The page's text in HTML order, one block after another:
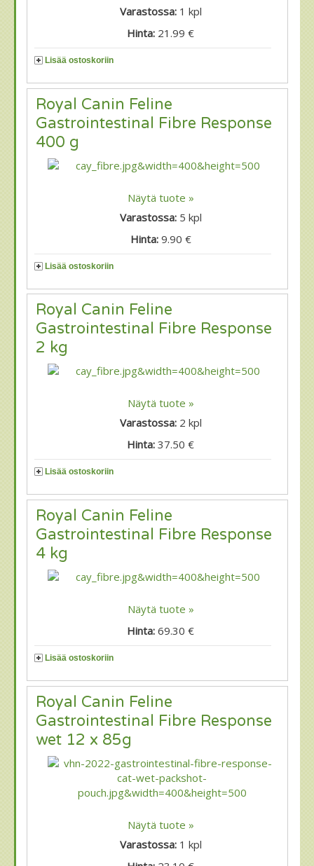
Varastossa: 1 kpl
Hinta: 21.99 €
Lisää ostoskoriin
Royal Canin Feline
Gastrointestinal Fibre Response
400 g
Näytä tuote »
Varastossa: 5 kpl
Hinta: 9.90 €
Lisää ostoskoriin
Royal Canin Feline
Gastrointestinal Fibre Response
2 kg
Näytä tuote »
Varastossa: 2 kpl
Hinta:37.50 €
Lisää ostoskoriin
Royal Canin Feline
Gastrointestinal Fibre Response
4 kg
Näytä tuote »
Hinta:69.30 €
Lisää ostoskoriin
Royal Canin Feline
Gastrointestinal Fibre Response
wet 12 x 85g
Näytä tuote »
Varastossa: 1 kpl